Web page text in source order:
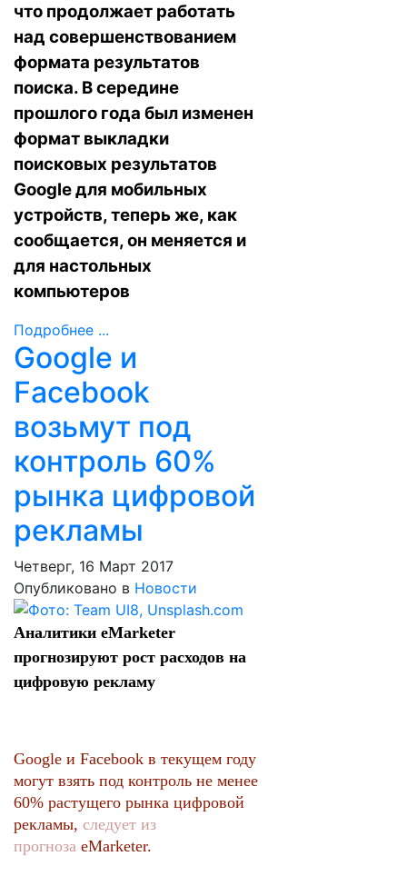
что продолжает работать
над совершенствованием
формата результатов
поиска. В середине
прошлого года был изменен
формат выкладки
поисковых результатов
Google для мобильных
устройств, теперь же, как
сообщается, он меняется и
для настольных
компьютеров
Подробнее ...
Google и
Facebook
возьмут под
контроль 60%
рынка цифровой
рекламы
Четверг, 16 Март 2017
Опубликовано в Новости
Аналитики eMarketer
прогнозируют рост расходов на
цифровую рекламу
Google и Facebook в текущем году
могут взять под контроль не менее
60% растущего рынка цифровой
рекламы, следует из
прогноза eMarketer.